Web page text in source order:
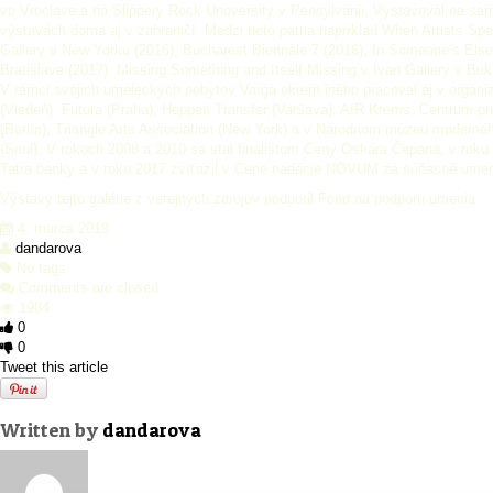
vo Vroclave a na Slippery Rock Unoversity v Pensylvánii. Vystavoval na
výstavách doma aj v zahraničí. Medzi tieto patria napríklad When Artists
Gallery v New Yorku (2016), Bucharest Biennale 7 (2016), In Someone’s
Bratislave (2017), Missing Something and Itself Missing v Ivan Gallery v
V rámci svojich umeleckých pobytov Varga okrem iného pracoval aj v
(Viedeň), Futura (Praha), Heppen Transfer (Varšava), AIR Krems, Centrum
(Berlín), Triangle Arts Association (New York) a v Národnom múzeu
(Soul). V rokoch 2008 a 2010 sa stal finalistom Ceny Oskára Čepana, v
Tatra banky a v roku 2017 zvíťazil v Cene nadácie NOVUM za súčasné
Výstavy tejto galérie z verejných zdrojov podporil Fond na podporu umenia
4. marca 2018
dandarova
No tags
Comments are closed
1984
0
0
Tweet this article
Written by dandarova